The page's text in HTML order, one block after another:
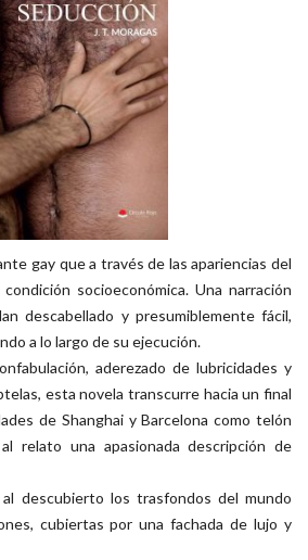
gay que a través de las apariencias del
socioeconómica. Una narración
descabellado y presumiblemente fácil,
a lo largo de su ejecución.
aderezado de lubricidades y
esta novela transcurre hacia un final
de Shanghai y Barcelona como telón
relato una apasionada descripción de
descubierto los trasfondos del mundo
cubiertas por una fachada de lujo y